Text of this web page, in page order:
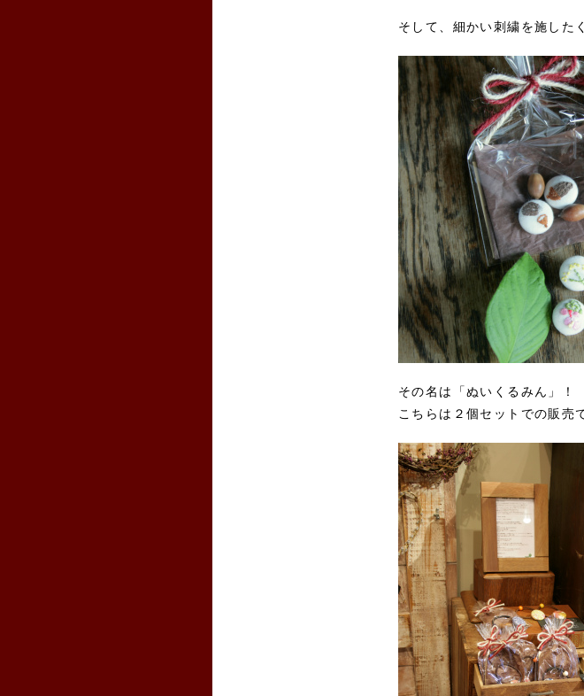
そして、細かい刺繍を施した
その名は「ぬいくるみん」！
こちらは２個セットでの販売